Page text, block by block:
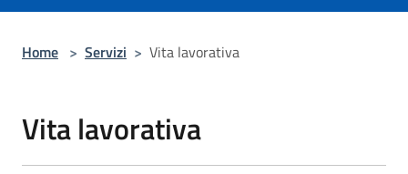
Home > Servizi > Vita lavorativa
Vita lavorativa